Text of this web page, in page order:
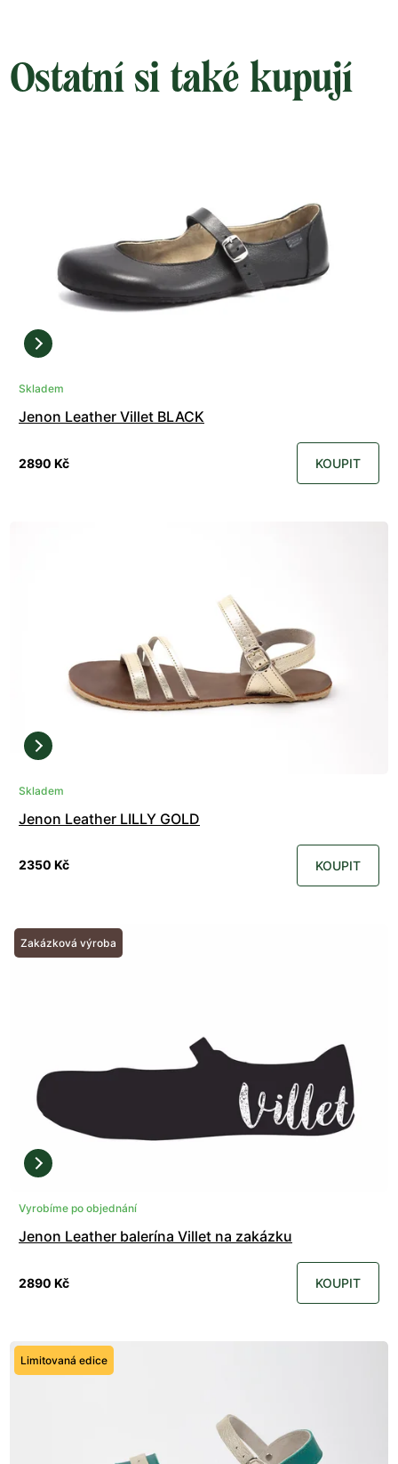
Ostatní si také kupují
Skladem
Jenon Leather Villet BLACK
2890 Kč KOUPIT
Skladem
Jenon Leather LILLY GOLD
2350 Kč KOUPIT
Zakázková výroba
Vyrobíme po objednání
Jenon Leather balerína Villet na zakázku
2890 Kč KOUPIT
Limitovaná edice